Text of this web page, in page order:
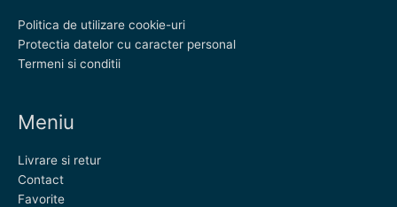
Politica de utilizare cookie-uri
Protectia datelor cu caracter personal
Termeni si conditii
Meniu
Livrare si retur
Contact
Favorite